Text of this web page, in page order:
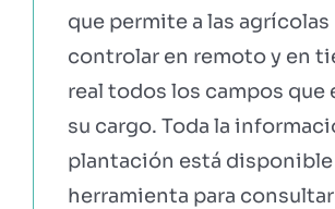
que permite a las agrícolas
controlar en remoto y en
real todos los campos que
su cargo. Toda la
plantación está disponible
herramienta para